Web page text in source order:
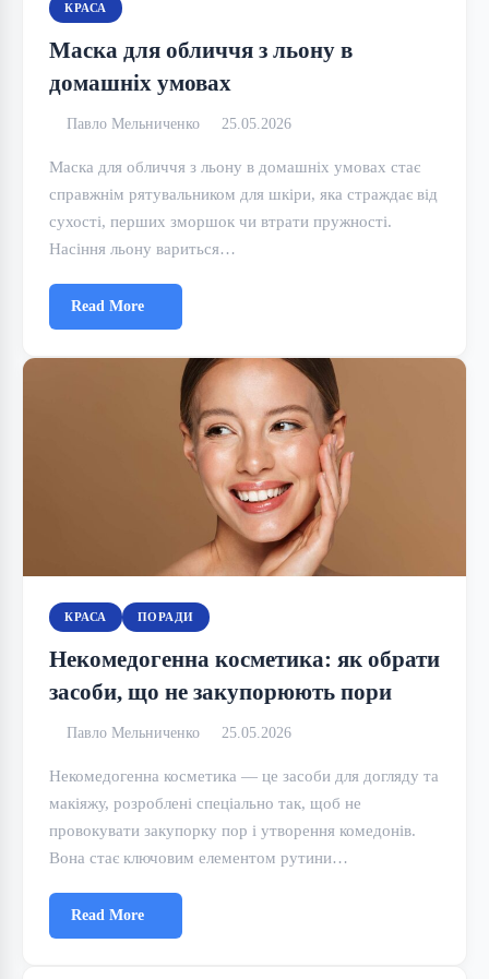
КРАСА
Маска для обличчя з льону в
домашніх умовах
Павло Мельниченко 25.05.2026
Маска для обличчя з льону в домашніх умовах стає
справжнім рятувальником для шкіри, яка страждає від
сухості, перших зморшок чи втрати пружності.
Насіння льону вариться…
Read More
КРАСА ПОРАДИ
Некомедогенна косметика: як обрати
засоби, що не закупорюють пори
Павло Мельниченко 25.05.2026
Некомедогенна косметика — це засоби для догляду та
макіяжу, розроблені спеціально так, щоб не
провокувати закупорку пор і утворення комедонів.
Вона стає ключовим елементом рутини…
Read More